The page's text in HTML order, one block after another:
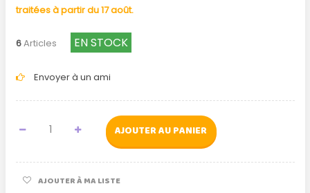
traitées à partir du 17 août.
6Articles EN STOCK
Envoyer à un ami
AJOUTER AU PANIER
AJOUTER À MA LISTE